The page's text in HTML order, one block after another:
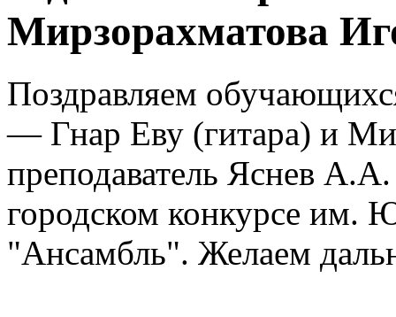
Мирзорахматова
Поздравляем
— Гнар Еву (гитара) и
преподаватель Яснев
городском конкурсе
"Ансамбль". Желаем